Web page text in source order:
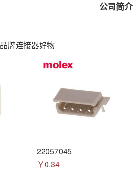
公司简介
品牌连接器好物
22057045
￥0.34